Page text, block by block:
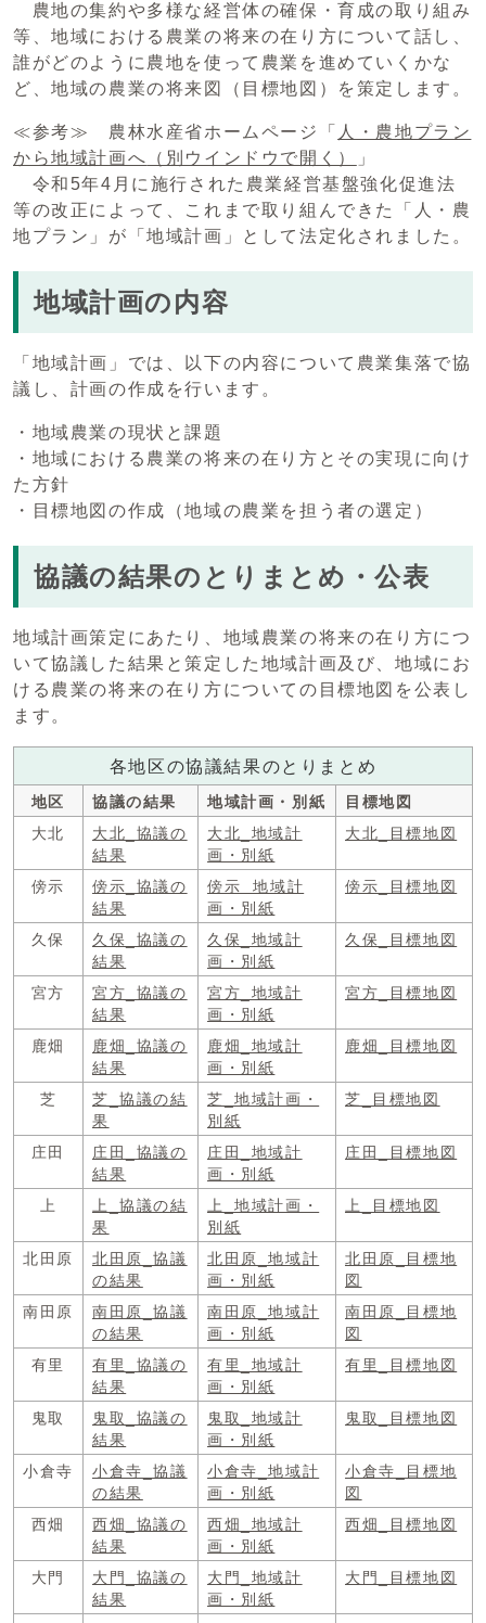
農地の集約や多様な経営体の確保・育成の取り組み
等、地域における農業の将来の在り方について話し、
誰がどのように農地を使って農業を進めていくかな
ど、地域の農業の将来図（目標地図）を策定します。
≪参考≫ 農林水産省ホームページ「 人・農地プラン
から地域計画へ （別ウインドウで開く）
」
令和5年4月に施行された農業経営基盤強化促進法
等の改正によって、これまで取り組んできた「人・農
地プラン」が「地域計画」として法定化されました。
地域計画の内容
「地域計画」では、以下の内容について農業集落で協
議し、計画の作成を行います。
・地域農業の現状と課題
・地域における農業の将来の在り方とその実現に向け
た方針
・目標地図の作成（地域の農業を担う者の選定）
協議の結果のとりまとめ・公表
地域計画策定にあたり、地域農業の将来の在り方につ
いて協議した結果と策定した地域計画及び、地域にお
ける農業の将来の在り方についての目標地図を公表し
ます。
各地区の協議結果のとりまとめ
地区 協議の結果 地域計画・別紙
目標地図
大北
大北_協議の
結果
大北_地域計
画・別紙
大北_目標地図
傍示
傍示_協議の
結果
傍示 地域計
画・別紙
傍示_目標地図
久保
久保_協議の
結果
久保_地域計
画・別紙
久保_目標地図
宮方
宮方_協議の
結果
宮方_地域計
画・別紙
宮方_目標地図
鹿畑
鹿畑_協議の
結果
鹿畑_地域計
画・別紙
鹿畑_目標地図
芝
芝_協議の結
果
芝_地域計画・
別紙
芝_目標地図
庄田
庄田_協議の
結果
庄田_地域計
画・別紙
庄田_目標地図
上
上_協議の結
果
上_地域計画・
別紙
上_目標地図
北田原
北田原_協議
の結果
北田原_地域計
画・別紙
北田原_目標地
図
南田原
南田原_協議
の結果
南田原_地域計
画・別紙
南田原_目標地
図
有里
有里_協議の
結果
有里_地域計
画・別紙
有里_目標地図
鬼取
鬼取_協議の
結果
鬼取_地域計
画・別紙
鬼取_目標地図
小倉寺
小倉寺_協議
の結果
小倉寺_地域計
画・別紙
小倉寺_目標地
図
西畑
西畑_協議の
結果
西畑_地域計
画・別紙
西畑_目標地図
大門
大門_協議の
結果
大門_地域計
画・別紙
大門_目標地図